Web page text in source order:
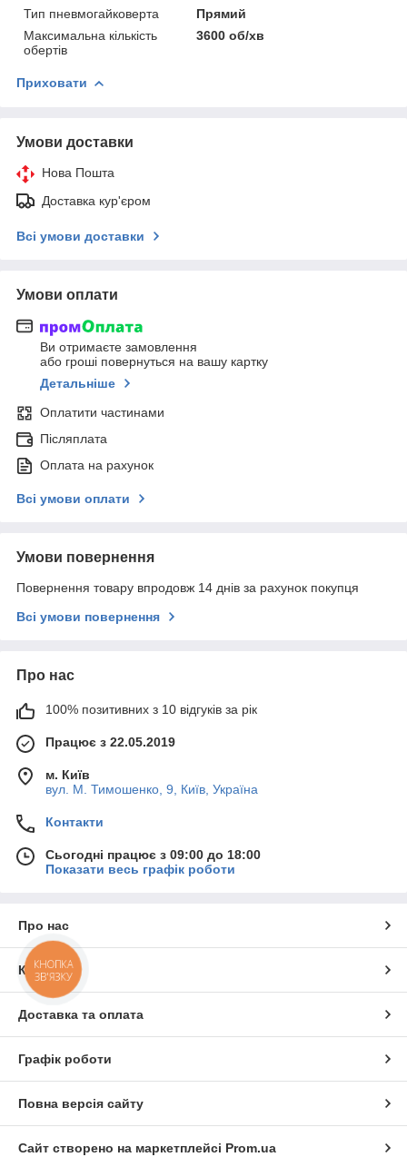
Тип пневмогайковерта
Прямий
Максимальна кількість
обертів
3600 об/хв
Приховати
Умови доставки
Нова Пошта
Доставка кур'єром
Всі умови доставки
Умови оплати
Ви отримаєте замовлення
або гроші повернуться на вашу картку
Детальніше
Оплатити частинами
Післяплата
Оплата на рахунок
Всі умови оплати
Умови повернення
Повернення товару впродовж 14 днів за рахунок покупця
Всі умови повернення
Про нас
100% позитивних з 10 відгуків за рік
Працює з 22.05.2019
м. Київ
вул. М. Тимошенко, 9, Київ, Україна
Контакти
Сьогодні працює з 09:00 до 18:00
Показати весь графік роботи
Про нас
Контакти
Доставка та оплата
Графік роботи
Повна версія сайту
Сайт створено на маркетплейсі Prom.ua
КНОПКА
ЗВ'ЯЗКУ